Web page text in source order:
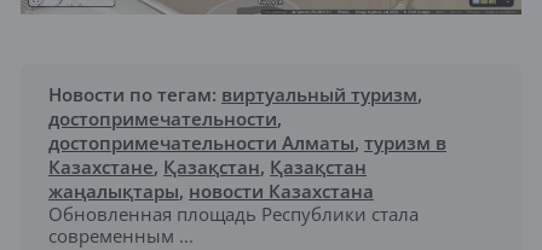
Новости по тегам: виртуальный туризм,
достопримечательности,
достопримечательности Алматы, туризм в
Казахстане, Қазақстан, Қазақстан
жаңалықтары, новости Казахстана
Обновленная площадь Республики стала
современным ...